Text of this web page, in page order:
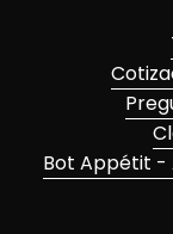
Bot Appétit -